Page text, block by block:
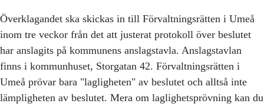
Överklagandet ska skickas in till Förvaltningsrätten i Umeå
inom tre veckor från det att justerat protokoll över beslutet
har anslagits på kommunens anslagstavla. Anslagstavlan
finns i kommunhuset, Storgatan 42. Förvaltningsrätten i
Umeå prövar bara "lagligheten" av beslutet och alltså inte
lämpligheten av beslutet. Mera om laglighetsprövning kan du